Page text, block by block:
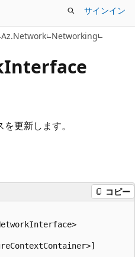
サインイン
Az.Network Networking
Interface
更新します。
コピー